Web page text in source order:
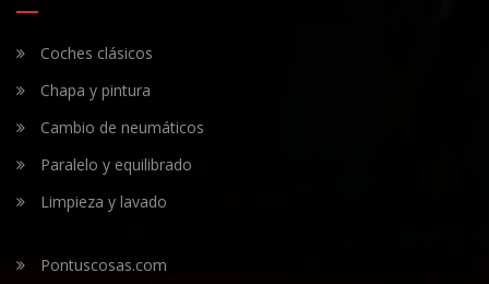
Coches clásicos
Chapa y pintura
Cambio de neumáticos
Paralelo y equilibrado
Limpieza y lavado
Pontuscosas.com